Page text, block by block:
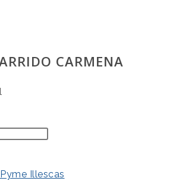
CARMENA
Illescas